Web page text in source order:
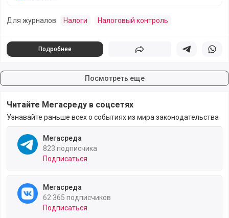
Для журналов Налоги Налоговый контроль
Подробнее Поделиться Поделиться в
Посмотреть еще
Читайте Мегасреду в соцсетях
Узнавайте раньше всех о событиях из мира законодательства
Мегасреда
823 подписчика
Подписаться
Мегасреда
62 365 подписчиков
Подписаться